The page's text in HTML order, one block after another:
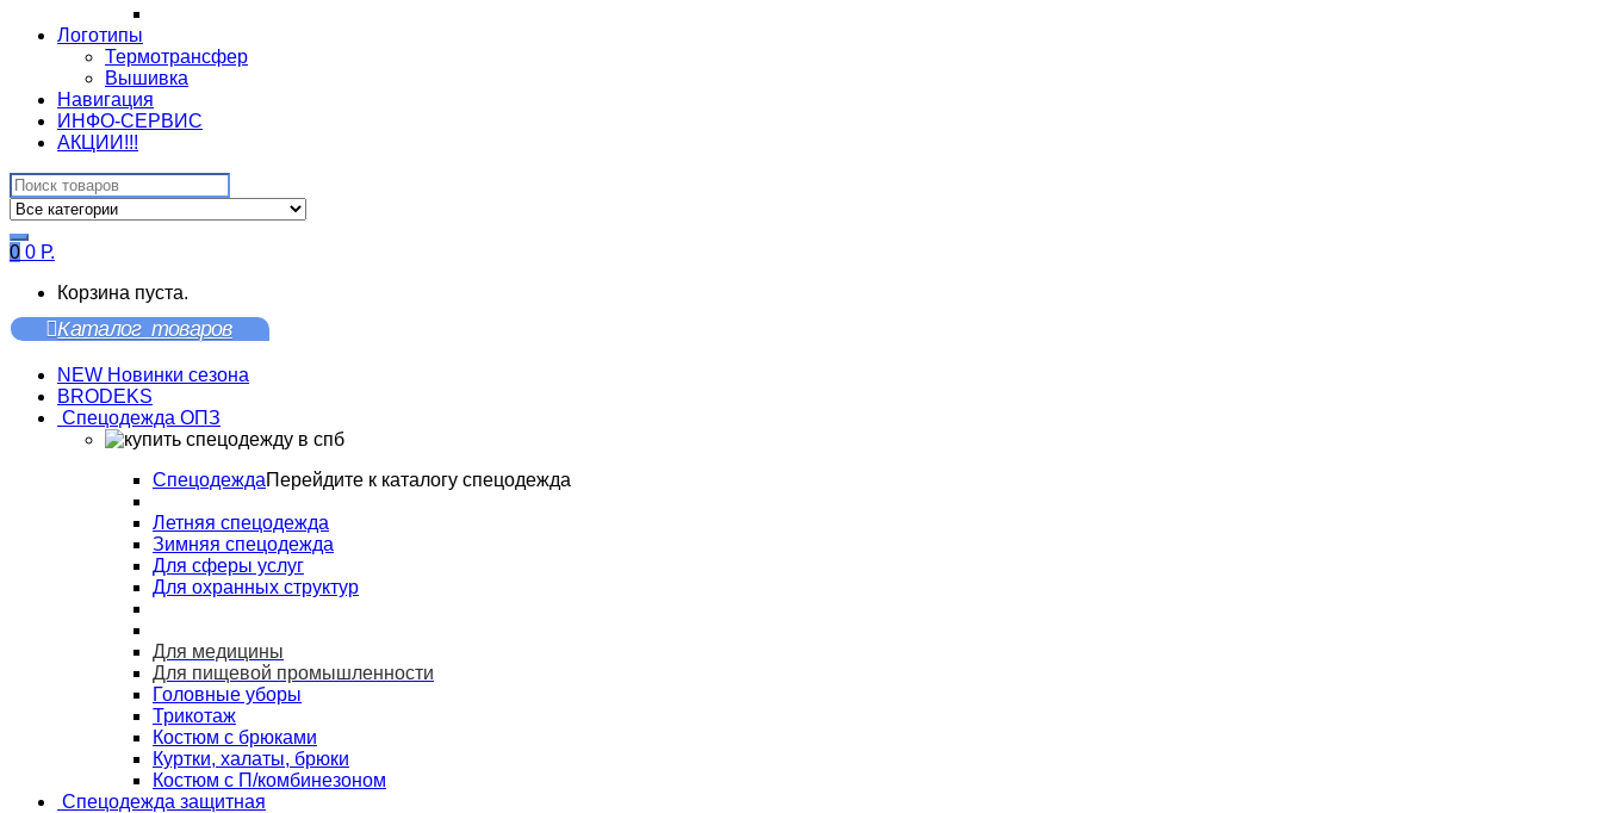
Логотипы
Термотрансфер
Вышивка
Навигация
ИНФО-СЕРВИС
АКЦИИ!!!
Search
for:
0 0 Р.
Корзина пуста.
Каталог товаров
NEW Новинки сезона
BRODEKS
Спецодежда ОПЗ
СпецодеждаПерейдите к каталогу спецодежда
Летняя спецодежда
Зимняя спецодежда
Для сферы услуг
Для охранных структур
Для медицины
Для пищевой промышленности
Головные уборы
Трикотаж
Костюм с брюками
Куртки, халаты, брюки
Костюм с П/комбинезоном
Спецодежда защитная